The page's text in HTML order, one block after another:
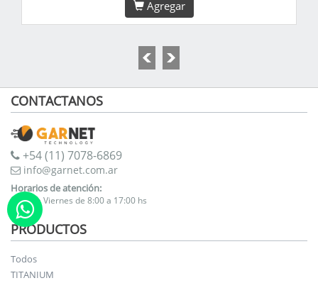
Agregar
CONTACTANOS
+54 (11) 7078-6869
info@garnet.com.ar
Horarios de atención:
Lunes a Viernes de 8:00 a 17:00 hs
PRODUCTOS
Todos
TITANIUM